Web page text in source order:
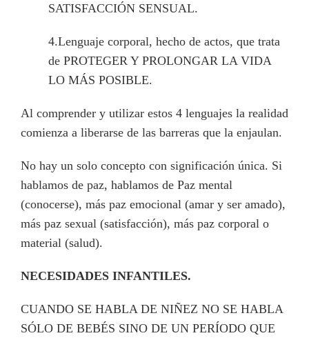
SATISFACCIÓN SENSUAL.
4.Lenguaje corporal, hecho de actos, que trata
de PROTEGER Y PROLONGAR LA VIDA
LO MÁS POSIBLE.
Al comprender y utilizar estos 4 lenguajes la realidad
comienza a liberarse de las barreras que la enjaulan.
No hay un solo concepto con significación única. Si
hablamos de paz, hablamos de Paz mental
(conocerse), más paz emocional (amar y ser amado),
más paz sexual (satisfacción), más paz corporal o
material (salud).
NECESIDADES INFANTILES.
CUANDO SE HABLA DE NIÑEZ NO SE HABLA
SÓLO DE BEBÉS SINO DE UN PERÍODO QUE